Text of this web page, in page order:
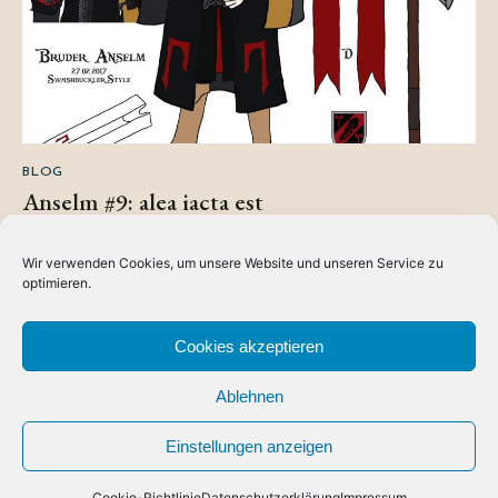
Wir verwenden Cookies, um unsere Website und unseren Service zu
optimieren.
Cookies akzeptieren
Ablehnen
Einstellungen anzeigen
BLOG
Anselm #9: alea iacta est
habe ist die Entscheidung über das neue Outfit von Anselm
READ MORE
ALEA
LOAD MORE